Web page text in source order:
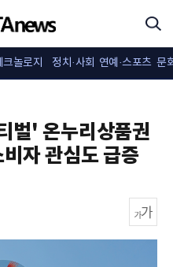
크놀로지 정치·사회 연예·스포츠 문
벌' 온누리상품권
자 관심도 급증